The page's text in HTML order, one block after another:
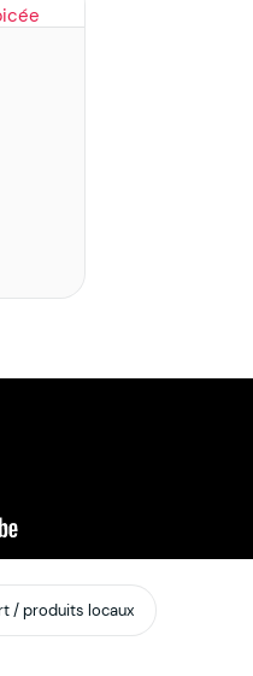
/ produits locaux